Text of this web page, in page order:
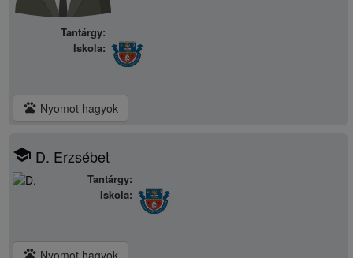
Tantárgy:
Iskola:
pets Nyomot hagyok
school D. Erzsébet
Tantárgy:
Iskola:
pets